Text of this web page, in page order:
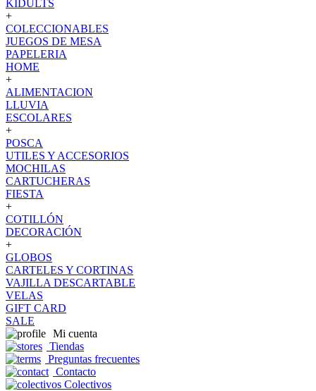
KIDULTS
+
COLECCIONABLES
JUEGOS DE MESA
PAPELERIA
HOME
+
ALIMENTACION
LLUVIA
ESCOLARES
+
POSCA
UTILES Y ACCESORIOS
MOCHILAS
CARTUCHERAS
FIESTA
+
COTILLÓN
DECORACIÓN
+
GLOBOS
CARTELES Y CORTINAS
VAJILLA DESCARTABLE
VELAS
GIFT CARD
SALE
Mi cuenta
Tiendas
Preguntas frecuentes
Contacto
Colectivos